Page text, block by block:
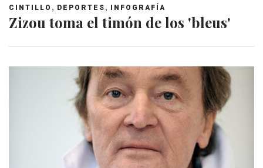
CINTILLO , DEPORTES , INFOGRAFÍA
Zizou toma el timón de los 'bleus'